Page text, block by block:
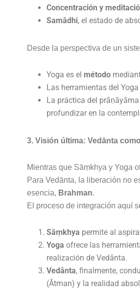
Concentración y
Samādhi, el estado de
Desde la perspectiva de un
Yoga es el método
Las herramientas del
La práctica del
profundizar en la
3. Visión última: Vedānta
Mientras que Sāṃkhya y Yoga
Para Vedānta, la liberación no
esencia, Brahman.
El proceso de integración aquí
Sāṃkhya permite al
Yoga ofrece las
realización de Vedānta.
Vedānta, finalmente,
(Ātman) y la realidad